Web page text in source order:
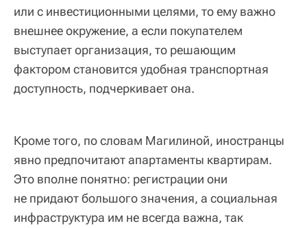
или с инвестиционными целями, то ему важно
внешнее окружение, а если покупателем
выступает организация, то решающим
фактором становится удобная транспортная
доступность, подчеркивает она.
Кроме того, по словам Магилиной, иностранцы
явно предпочитают апартаменты квартирам.
Это вполне понятно: регистрации они
не придают большого значения, а социальная
инфраструктура им не всегда важна, так